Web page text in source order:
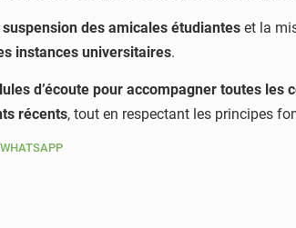
suspension des amicales étudiantes et la
instances universitaires.
d’écoute pour accompagner toutes les
récents, tout en respectant les principes
WHATSAPP